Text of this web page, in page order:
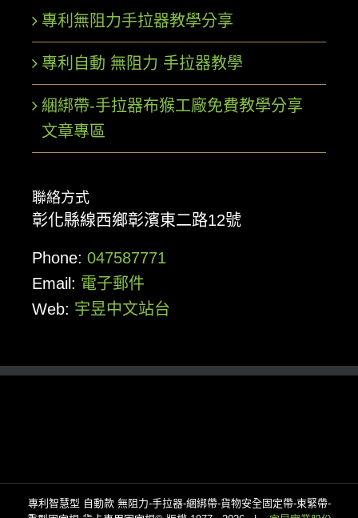
專利無阻力手拉器教學分享
專利自動 無阻力 手拉器教學
綑綁帶-手拉器布猴工廠免費教學分享
文章專區
聯絡方式
彰化縣線西鄉彰濱東二路12號
Phone: 047587771
Email: 電子郵件
Web: 宇昱中文站台
專利智慧型 自動款 無阻力-手拉器-綑綁帶-貨物安全固定帶-束緊帶-